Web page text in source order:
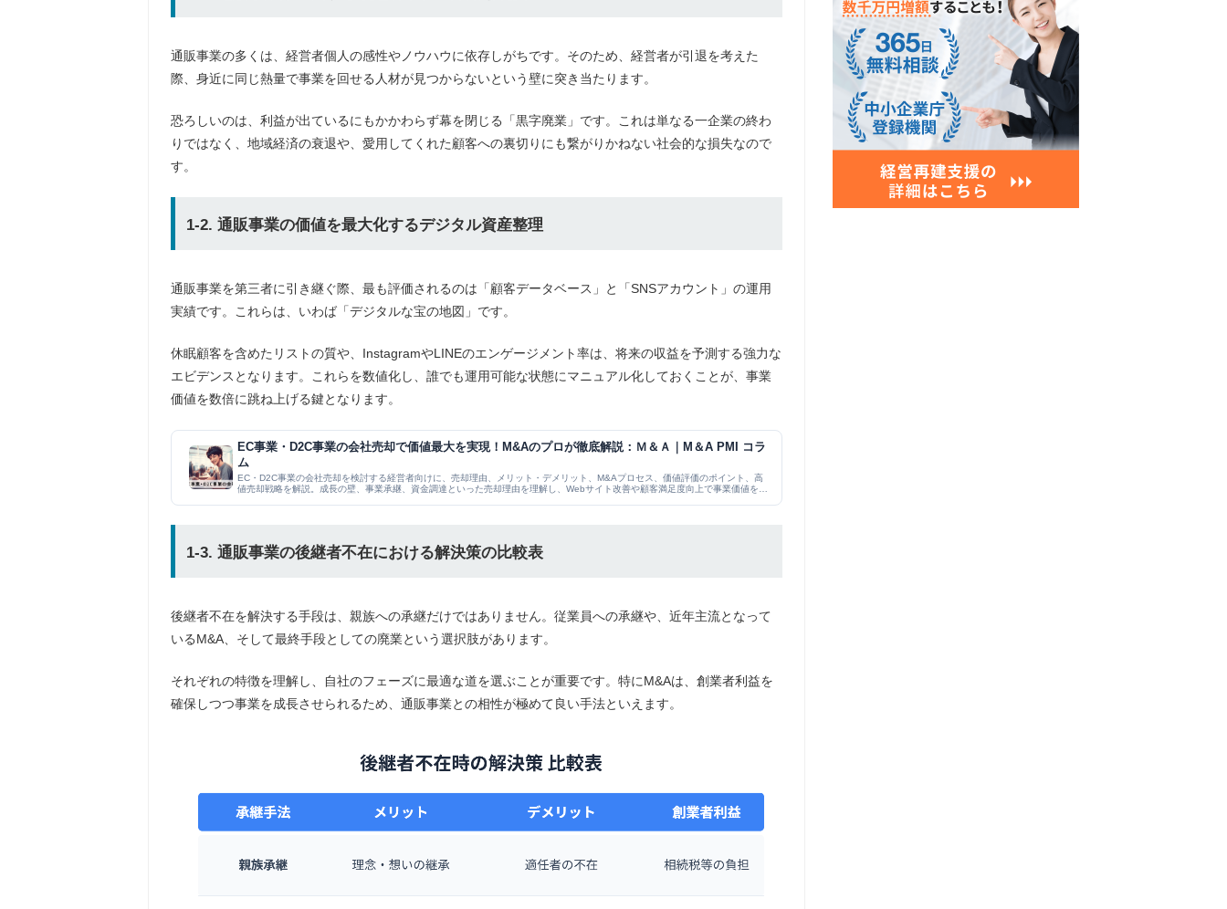
通販事業の多くは、経営者個人の感性やノウハウに依存しがちです。そのため、経営者が引退を考えた
際、身近に同じ熱量で事業を回せる人材が見つからないという壁に突き当たります。
恐ろしいのは、利益が出ているにもかかわらず幕を閉じる「黒字廃業」です。これは単なる一企業の終わ
りではなく、地域経済の衰退や、愛用してくれた顧客への裏切りにも繋がりかねない社会的な損失なので
す。
1-2. 通販事業の価値を最大化するデジタル資産整理
通販事業を第三者に引き継ぐ際、最も評価されるのは「顧客データベース」と「SNSアカウント」の運用
実績です。これらは、いわば「デジタルな宝の地図」です。
休眠顧客を含めたリストの質や、InstagramやLINEのエンゲージメント率は、将来の収益を予測する強力な
エビデンスとなります。これらを数値化し、誰でも運用可能な状態にマニュアル化しておくことが、事業
価値を数倍に跳ね上げる鍵となります。
EC事業・D2C事業の会社売却で価値最大を実現！M&Aのプロが徹底解説：Ｍ＆Ａ｜M＆A PMI コラ
ム
EC・D2C事業の会社売却を検討する経営者向けに、売却理由、メリット・デメリット、M&Aプロセス、価値評価のポイント、高
値売却戦略を解説。成長の壁、事業承継、資金調達といった売却理由を理解し、Webサイト改善や顧客満足度向上で事業価値を高
1-3. 通販事業の後継者不在における解決策の比較表
後継者不在を解決する手段は、親族への承継だけではありません。従業員への承継や、近年主流となって
いるM&A、そして最終手段としての廃業という選択肢があります。
それぞれの特徴を理解し、自社のフェーズに最適な道を選ぶことが重要です。特にM&Aは、創業者利益を
確保しつつ事業を成長させられるため、通販事業との相性が極めて良い手法といえます。